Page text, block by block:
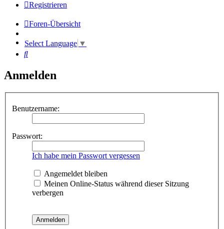
Registrieren
Foren-Übersicht
Select Language ▼
Suche
Anmelden
Benutzername:
Passwort:
Ich habe mein Passwort vergessen
Angemeldet bleiben
Meinen Online-Status während dieser Sitzung
verbergen